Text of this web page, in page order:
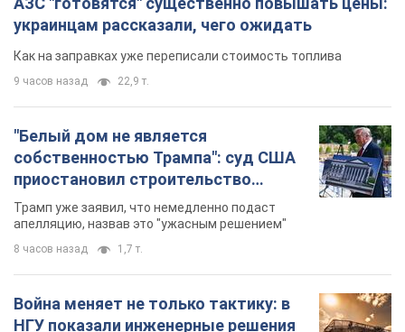
украинцам рассказали, чего ожидать
Как на заправках уже переписали стоимость топлива
9 часов назад 22,9 т.
"Белый дом не является
собственностью Трампа": суд США
приостановил строительство
бального зала стоимостью 400 млн
долларов
Трамп уже заявил, что немедленно подаст
апелляцию, назвав это "ужасным решением"
8 часов назад 1,7 т.
Война меняет не только тактику: в
НГУ показали инженерные решения